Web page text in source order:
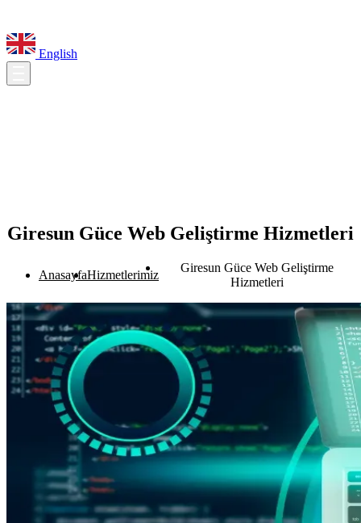
English
Giresun Güce Web Geliştirme Hizmetleri
AnasayfaHizmetlerimiz
Giresun Güce Web Geliştirme
Hizmetleri